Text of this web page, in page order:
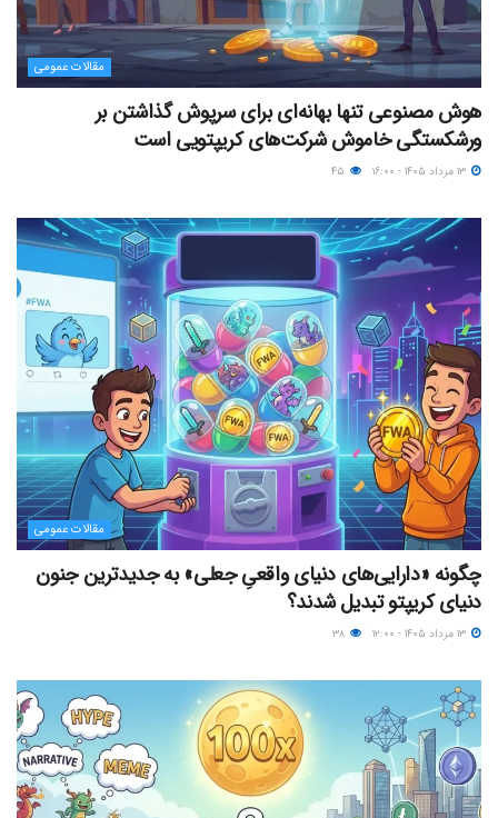
مقالات عمومی
هوش مصنوعی تنها بهانه‌ای برای سرپوش گذاشتن بر
ورشکستگی خاموش شرکت‌های کریپتویی است
مقالات عمومی
چگونه «دارایی‌های دنیای واقعیِ جعلی» به جدیدترین جنون
دنیای کریپتو تبدیل شدند؟